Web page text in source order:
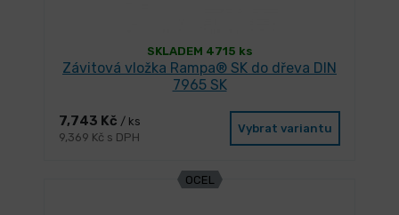
SKLADEM 4715 ks
Závitová vložka Rampa® SK do dřeva DIN
7965 SK
7,743 Kč / ks
9,369 Kč s DPH
Vybrat variantu
OCEL